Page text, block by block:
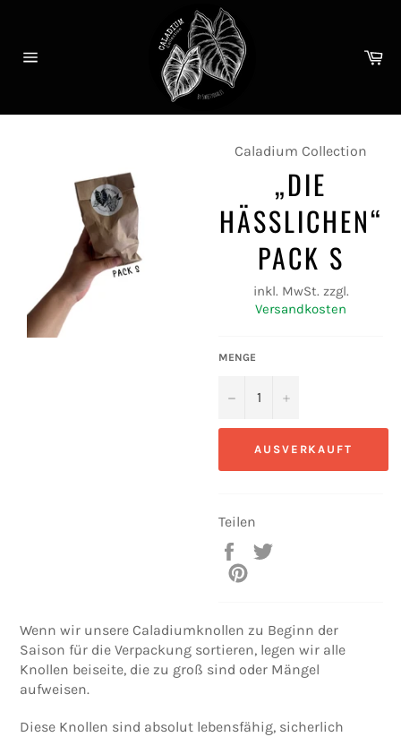
Inhalt
Caladium Collection
„DIE
HÄSSLICHEN“
PACK S
inkl. MwSt. zzgl.
Versandkosten
MENGE
− +
AUSVERKAUFT
Teilen
Auf
Facebook
Wenn wir unsere Caladiumknollen zu Beginn der
Saison für die Verpackung sortieren, legen wir alle
Knollen beiseite, die zu groß sind oder Mängel
aufweisen.
Diese Knollen sind absolut lebensfähig, sicherlich